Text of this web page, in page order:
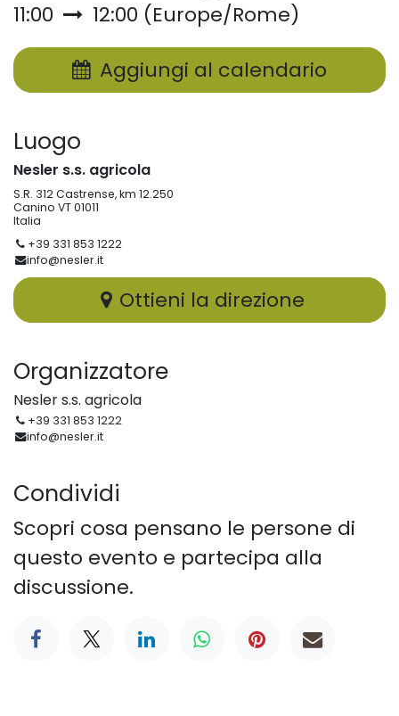
11:00 12:00 (Europe/Rome)
Aggiungi al calendario
Luogo
Nesler s.s. agricola
S.R. 312 Castrense, km 12.250
Canino VT 01011
Italia
+39 331 853 1222
info@nesler.it
Ottieni la direzione
Organizzatore
Nesler s.s. agricola
+39 331 853 1222
info@nesler.it
Condividi
Scopri cosa pensano le persone di
questo evento e partecipa alla
discussione.